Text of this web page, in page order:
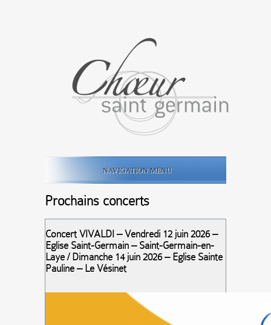
NAVIGATION MENU
Prochains concerts
Concert VIVALDI – Vendredi 12 juin 2026 –
Eglise Saint-Germain – Saint-Germain-en-
Laye / Dimanche 14 juin 2026 – Eglise Sainte
Pauline – Le Vésinet